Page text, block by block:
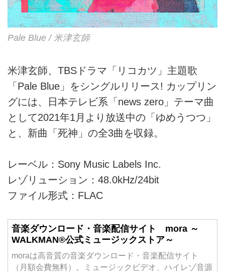
Pale Blue / 米津玄師
米津玄師、TBSドラマ「リコカツ」主題歌
「Pale Blue」をシングルリリース! カップリン
グには、日本テレビ系「news zero」テーマ曲
として2021年1月より放送中の「ゆめうつつ」
と、新曲「死神」の全3曲を収録。
レーベル：Sony Music Labels Inc.
レゾリューション：48.0kHz/24bit
ファイル形式：FLAC
音楽ダウンロード・音楽配信サイト mora ～
WALKMAN®公式ミュージックストア～
moraは高音質の音楽ダウンロード・音楽配信サイト
（月額会費無料）。ミュージックビデオ、ハイレゾ音源